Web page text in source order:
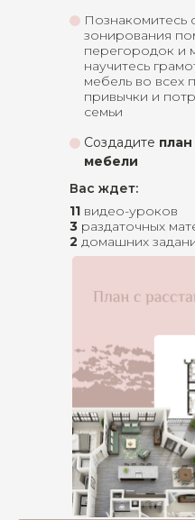
Познакомитесь
зонирования
перегородок и
научитесь
мебель во всех
привычки и
семьи
Вас ждет:
11 видео-уроков
3раздаточных
2 домашних
Создадите
мебели